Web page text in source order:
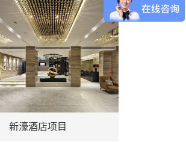
新濠酒店项目